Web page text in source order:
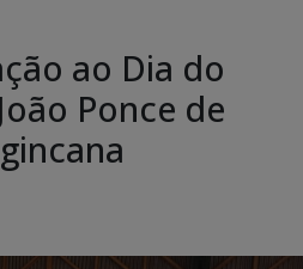
ao Dia do
Ponce de